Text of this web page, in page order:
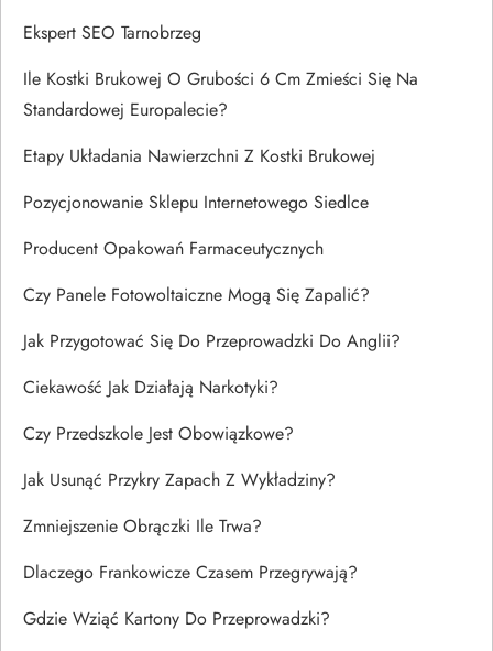
Ekspert SEO Tarnobrzeg
Ile Kostki Brukowej O Grubości 6 Cm Zmieści Się Na
Standardowej Europalecie?
Etapy Układania Nawierzchni Z Kostki Brukowej
Pozycjonowanie Sklepu Internetowego Siedlce
Producent Opakowań Farmaceutycznych
Czy Panele Fotowoltaiczne Mogą Się Zapalić?
Jak Przygotować Się Do Przeprowadzki Do Anglii?
Ciekawość Jak Działają Narkotyki?
Czy Przedszkole Jest Obowiązkowe?
Jak Usunąć Przykry Zapach Z Wykładziny?
Zmniejszenie Obrączki Ile Trwa?
Dlaczego Frankowicze Czasem Przegrywają?
Gdzie Wziąć Kartony Do Przeprowadzki?